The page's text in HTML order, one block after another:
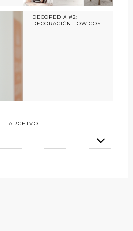
DECOPEDIA #2:
DECORACIÓN LOW COST
ARCHIVO